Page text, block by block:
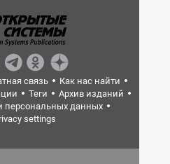
связь
Как нас найти
Теги
Архив изданий
персональных данных
settings